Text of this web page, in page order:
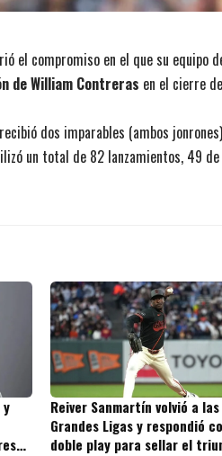
el compromiso en el que su equipo
de William Contreras en el cierre
dos imparables (ambos jonrones)
un total de 82 lanzamientos, 49
y
Reiver Sanmartín volvió a las
Grandes Ligas y respondió
doble play para sellar el